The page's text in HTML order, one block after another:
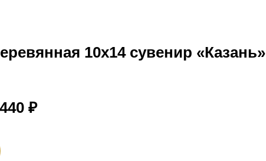
10х14 сувенир «Казань»
440 ₽